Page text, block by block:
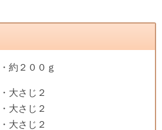
約２００ｇ
大さじ２
大さじ２
大さじ２